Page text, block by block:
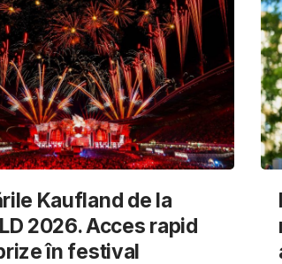
Kaufland de la
2026. Acces rapid
în festival